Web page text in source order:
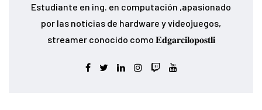
Estudiante en ing. en computación ,apasionado
por las noticias de hardware y videojuegos,
streamer conocido como 𝐄𝐝𝐠𝐚𝐫𝐜𝐢𝐥𝐨𝐩𝐨𝐬𝐭𝐥𝐢